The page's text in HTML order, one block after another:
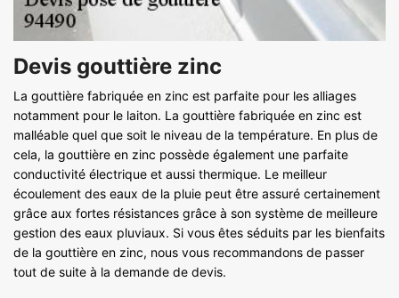
Devis gouttière zinc
La gouttière fabriquée en zinc est parfaite pour les alliages
notamment pour le laiton. La gouttière fabriquée en zinc est
malléable quel que soit le niveau de la température. En plus de
cela, la gouttière en zinc possède également une parfaite
conductivité électrique et aussi thermique. Le meilleur
écoulement des eaux de la pluie peut être assuré certainement
grâce aux fortes résistances grâce à son système de meilleure
gestion des eaux pluviaux. Si vous êtes séduits par les bienfaits
de la gouttière en zinc, nous vous recommandons de passer
tout de suite à la demande de devis.